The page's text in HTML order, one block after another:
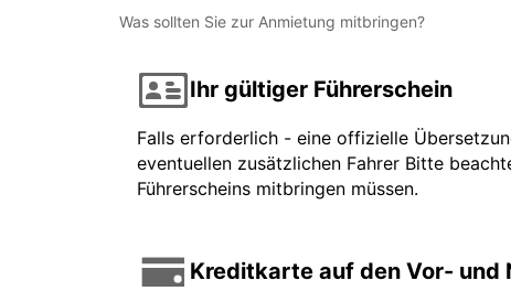
Was sollten Sie zur Anmietung mitbringen?
Ihr gültiger Führerschein
Falls erforderlich - eine offizielle
eventuellen zusätzlichen Fahrer Bitte
Führerscheins mitbringen müssen.
Kreditkarte auf den Vor- und